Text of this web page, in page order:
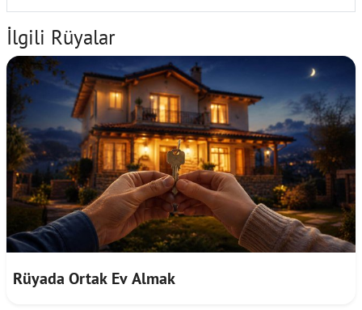
İlgili Rüyalar
Rüyada Ortak Ev Almak